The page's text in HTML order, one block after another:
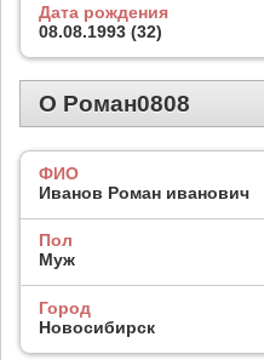
Дата рождения
08.08.1993 (32)
О Роман0808
ФИО
Иванов Роман иванович
Пол
Муж
Город
Новосибирск